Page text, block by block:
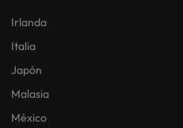
Irlanda
Italia
Japón
Malasia
México